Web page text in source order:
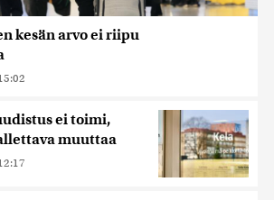
kesän arvo ei riipu
ei toimi,
muuttaa